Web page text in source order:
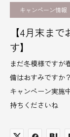
キャンペーン情報
【4月末ま
す】
まだ冬模様ですが
備はおすみですか
キャンペーン実施
持ちくださいね